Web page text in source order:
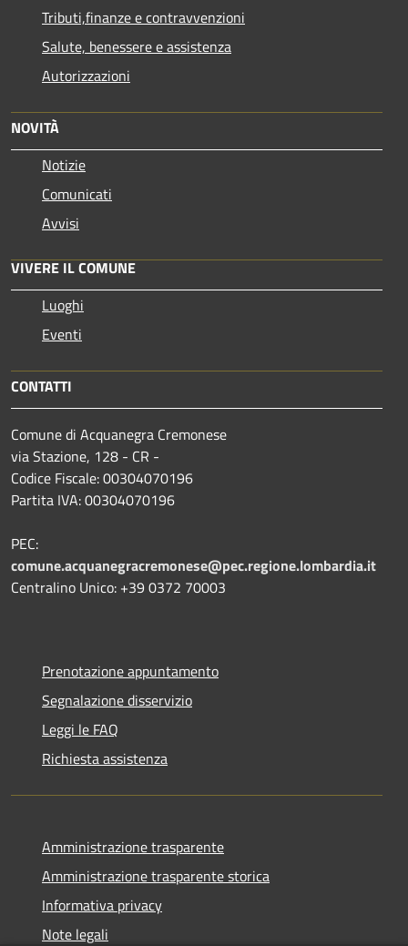
Tributi,finanze e contravvenzioni
Salute, benessere e assistenza
Autorizzazioni
NOVITÀ
Notizie
Comunicati
Avvisi
VIVERE IL COMUNE
Luoghi
Eventi
CONTATTI
Comune di Acquanegra Cremonese
via Stazione, 128 - CR -
Codice Fiscale: 00304070196
Partita IVA: 00304070196
PEC:
comune.acquanegracremonese@pec.regione.lombardia.it
Centralino Unico: +39 0372 70003
Prenotazione appuntamento
Segnalazione disservizio
Leggi le FAQ
Richiesta assistenza
Amministrazione trasparente
Amministrazione trasparente storica
Informativa privacy
Note legali